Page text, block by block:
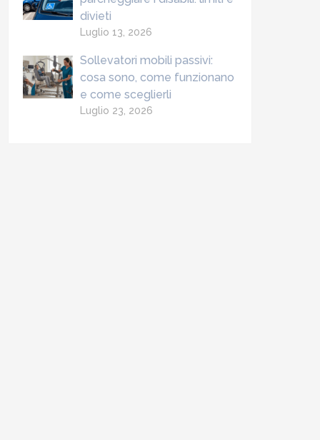
divieti
Luglio 13, 2026
Sollevatori mobili passivi:
cosa sono, come funzionano
e come sceglierli
Luglio 23, 2026